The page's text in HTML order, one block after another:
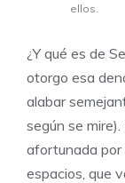
ellos.
¿Y qué es de
otorgo esa
alabar
según se
afortunada por
espacios, que